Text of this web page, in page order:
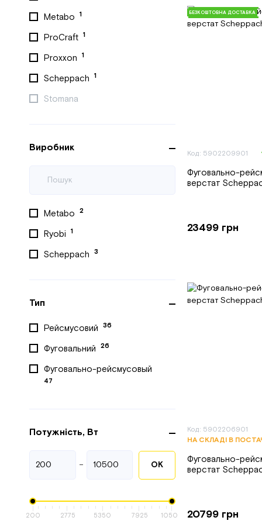
ProCraft
Proxxon 2
Ryobi
Scheppach 8
Stark
YATO
Metabo 1
ProCraft 1
Proxxon 1
Scheppach 1
Stomana
Виробник
Metabo 2
Ryobi 1
Scheppach 3
Тип
Рейсмусовий 36
Фуговальний 26
Фуговально-рейсмусовый
47
Потужність, Вт
- ОК
200 2775 5350 7925 10500
БЕЗКОШТОВНА ДОСТАВКА
Код: 5902209901
Фуговально-
верстат
23499 грн
Код: 5902206901
НА СКЛАДІ В
Фуговально-
верстат
20799 грн